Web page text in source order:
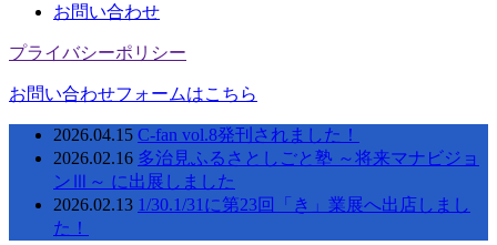
お問い合わせ
プライバシーポリシー
お問い合わせフォームはこちら
2026.04.15 C-fan vol.8発刊されました！
2026.02.16 多治見ふるさとしごと塾 ～将来マナビジョ
ンⅢ～ に出展しました
2026.02.13 1/30.1/31に第23回「き」業展へ出店しまし
た！